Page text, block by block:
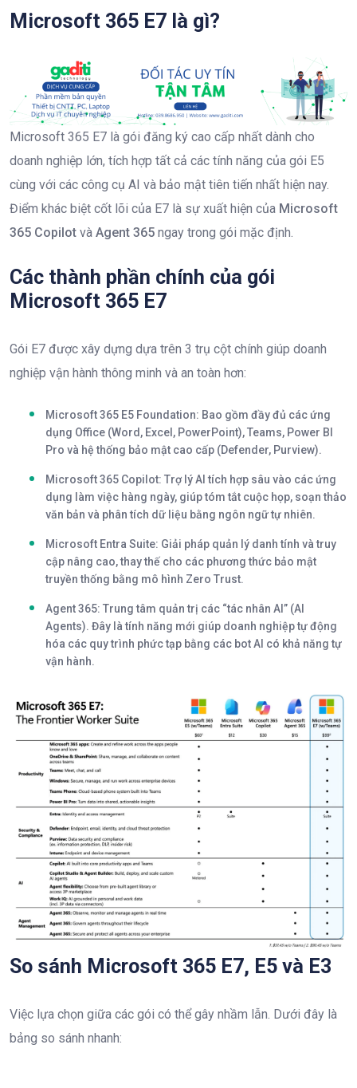
Microsoft 365 E7 là gì?
Microsoft 365 E7 là gói đăng ký cao cấp nhất dành cho
doanh nghiệp lớn, tích hợp tất cả các tính năng của gói E5
cùng với các công cụ AI và bảo mật tiên tiến nhất hiện nay.
Điểm khác biệt cốt lõi của E7 là sự xuất hiện của Microsoft
365 Copilot và Agent 365 ngay trong gói mặc định.
Các thành phần chính của gói
Microsoft 365 E7
Gói E7 được xây dựng dựa trên 3 trụ cột chính giúp doanh
nghiệp vận hành thông minh và an toàn hơn:
Microsoft 365 E5 Foundation: Bao gồm đầy đủ các ứng
dụng Office (Word, Excel, PowerPoint), Teams, Power BI
Pro và hệ thống bảo mật cao cấp (Defender, Purview).
Microsoft 365 Copilot: Trợ lý AI tích hợp sâu vào các ứng
dụng làm việc hàng ngày, giúp tóm tắt cuộc họp, soạn thảo
văn bản và phân tích dữ liệu bằng ngôn ngữ tự nhiên.
Microsoft Entra Suite: Giải pháp quản lý danh tính và truy
cập nâng cao, thay thế cho các phương thức bảo mật
truyền thống bằng mô hình Zero Trust.
Agent 365: Trung tâm quản trị các “tác nhân AI” (AI
Agents). Đây là tính năng mới giúp doanh nghiệp tự động
hóa các quy trình phức tạp bằng các bot AI có khả năng tự
vận hành.
So sánh Microsoft 365 E7, E5 và E3
Việc lựa chọn giữa các gói có thể gây nhầm lẫn. Dưới đây là
bảng so sánh nhanh: